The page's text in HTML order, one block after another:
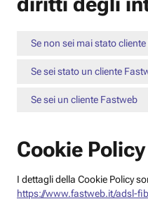
Se non sei mai stato
Se sei stato un cliente
Se sei un cliente Fastweb
Cookie Policy
I dettagli della Cookie Policy
https://www.fastweb.it/adsl-